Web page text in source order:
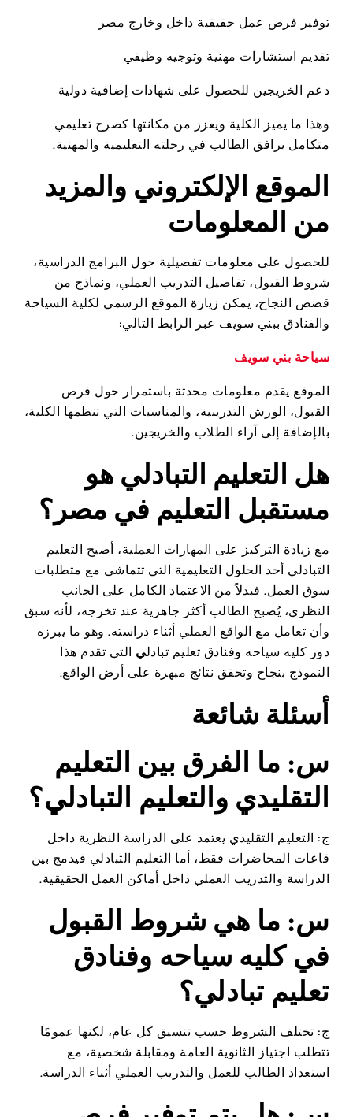
توفير فرص عمل حقيقية داخل وخارج مصر
تقديم استشارات مهنية وتوجيه وظيفي
دعم الخريجين للحصول على شهادات إضافية دولية
وهذا ما يميز الكلية ويعزز من مكانتها كصرح تعليمي
متكامل يرافق الطالب في رحلته التعليمية والمهنية.
الموقع الإلكتروني والمزيد
من المعلومات
للحصول على معلومات تفصيلية حول البرامج الدراسية،
شروط القبول، تفاصيل التدريب العملي، ونماذج من
قصص النجاح، يمكن زيارة الموقع الرسمي لكلية السياحة
والفنادق ببني سويف عبر الرابط التالي:
سياحة بني سويف
الموقع يقدم معلومات محدثة باستمرار حول فرص
القبول، الورش التدريبية، والمناسبات التي تنظمها الكلية،
بالإضافة إلى آراء الطلاب والخريجين.
هل التعليم التبادلي هو
مستقبل التعليم في مصر؟
مع زيادة التركيز على المهارات العملية، أصبح التعليم
التبادلي أحد الحلول التعليمية التي تتماشى مع متطلبات
سوق العمل. فبدلاً من الاعتماد الكامل على الجانب
النظري، يُصبح الطالب أكثر جاهزية عند تخرجه، لأنه سبق
وأن تعامل مع الواقع العملي أثناء دراسته. وهو ما يبرزه
دور كليه سياحه وفنادق تعليم تبادلي التي تقدم هذا
النموذج بنجاح وتحقق نتائج مبهرة على أرض الواقع.
أسئلة شائعة
س: ما الفرق بين التعليم
التقليدي والتعليم التبادلي؟
ج: التعليم التقليدي يعتمد على الدراسة النظرية داخل
قاعات المحاضرات فقط، أما التعليم التبادلي فيدمج بين
الدراسة والتدريب العملي داخل أماكن العمل الحقيقية.
س: ما هي شروط القبول
في كليه سياحه وفنادق
تعليم تبادلي؟
ج: تختلف الشروط حسب تنسيق كل عام، لكنها عمومًا
تتطلب اجتياز الثانوية العامة ومقابلة شخصية، مع
استعداد الطالب للعمل والتدريب العملي أثناء الدراسة.